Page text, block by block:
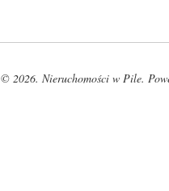
© 2026. Nieruchomości w Pile.